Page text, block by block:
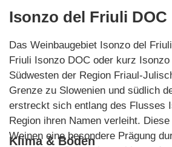
Alkoholfreies
Angebote
Isonzo del Friuli DOC
Das Weinbaugebiet Isonzo del
Friuli Isonzo DOC oder kurz
Südwesten der Region Friaul-
Grenze zu Slowenien und südlich
erstreckt sich entlang des Flusses
Region ihren Namen verleiht.
Weinen eine besondere Prägung
Klima & Böden